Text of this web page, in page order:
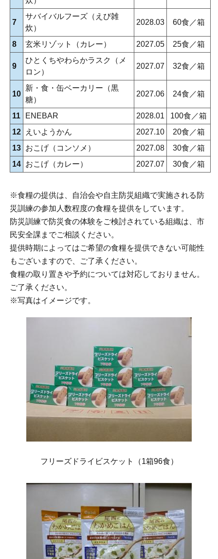
7
サバイバルフーズ（えび雑
炊）
2028.03 60食／箱
8 玄米リゾット（カレー） 2027.05 25食／箱
9
ひとくちやわらかラスク（メ
ロン）
2027.07 32食／箱
10
新・食・缶ベーカリー（黒
糖）
2027.06 24食／箱
11 ENEBAR 2028.01
100食／箱
12
えいようかん 2027.10
20食／箱
13 おこげ（コンソメ） 2027.08
30食／箱
14 おこげ（カレー） 2027.07 30食／箱
※食糧の提供は、自治会や自主防災組織で実施される防
災訓練の参加人数程度の食糧を提供をしています。
防災訓練で防災食の体験をご検討されている組織は、市
民安全課までご相談ください。
提供時期によってはご希望の食糧を提供できない可能性
もございますので、ご了承ください。
食糧の取り置きや予約については対応しておりません。
ご了承ください。
※写真はイメージです。
フリーズドライビスケット（1箱96食）